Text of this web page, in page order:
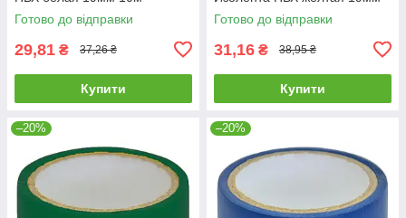
Technics
Готово до відправки
29,81 ₴ 37,26 ₴
Купити
10м Technics
Готово до відправки
31,16 ₴ 38,95 ₴
Купити
–20% –20%